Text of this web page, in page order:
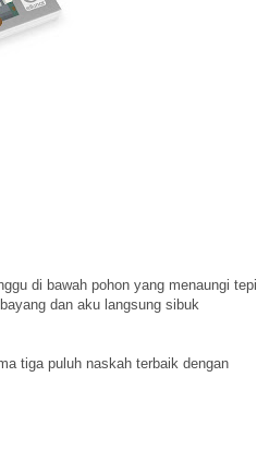
di bawah pohon yang menaungi tepi
dan aku langsung sibuk
tiga puluh naskah terbaik dengan